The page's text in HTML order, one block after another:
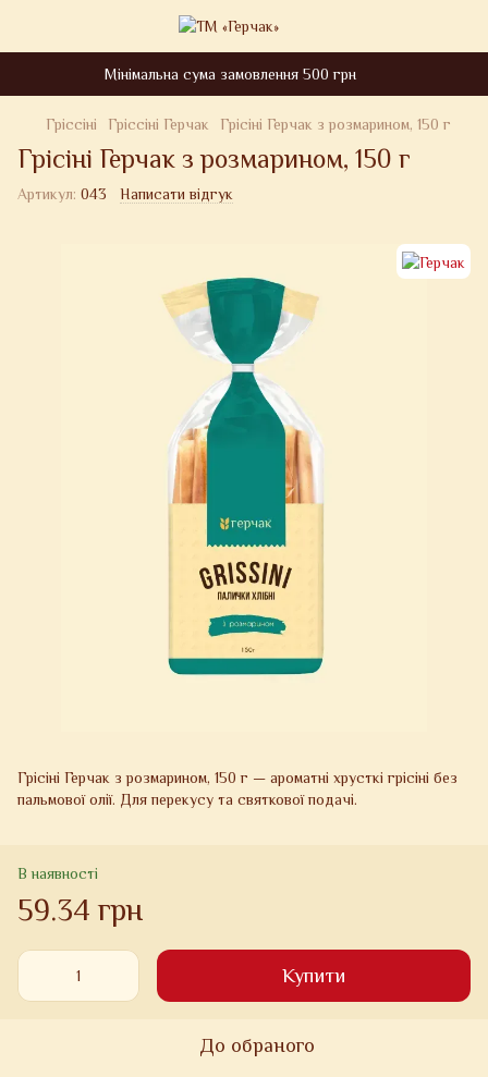
Мінімальна сума замовлення 500 грн
Гріссіні Гріссіні Герчак Грісіні Герчак з розмарином, 150 г
Грісіні Герчак з розмарином, 150 г
Артикул: 043 Написати відгук
Грісіні Герчак з розмарином, 150 г — ароматні хрусткі грісіні без
пальмової олії. Для перекусу та святкової подачі.
В наявності
59.34 грн
Купити
До обраного